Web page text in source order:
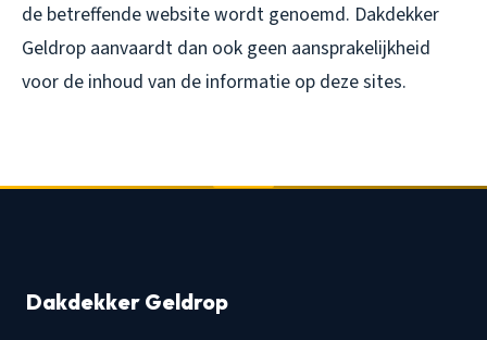
de betreffende website wordt genoemd. Dakdekker
Geldrop aanvaardt dan ook geen aansprakelijkheid
voor de inhoud van de informatie op deze sites.
Dakdekker Geldrop